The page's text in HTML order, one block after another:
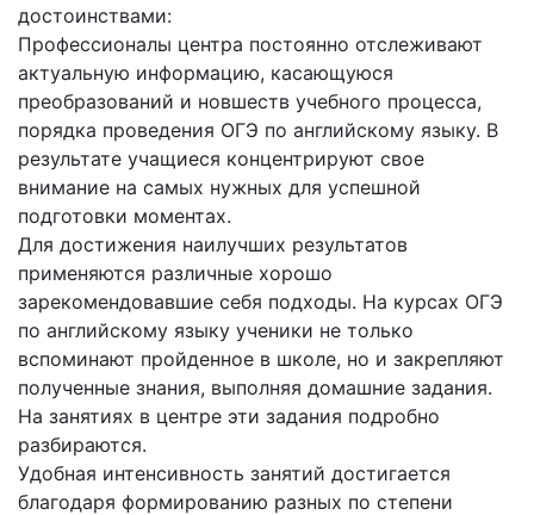
достоинствами:
Профессионалы центра постоянно отслеживают
актуальную информацию, касающуюся
преобразований и новшеств учебного процесса,
порядка проведения ОГЭ по английскому языку. В
результате учащиеся концентрируют свое
внимание на самых нужных для успешной
подготовки моментах.
Для достижения наилучших результатов
применяются различные хорошо
зарекомендовавшие себя подходы. На курсах ОГЭ
по английскому языку ученики не только
вспоминают пройденное в школе, но и закрепляют
полученные знания, выполняя домашние задания.
На занятиях в центре эти задания подробно
разбираются.
Удобная интенсивность занятий достигается
благодаря формированию разных по степени